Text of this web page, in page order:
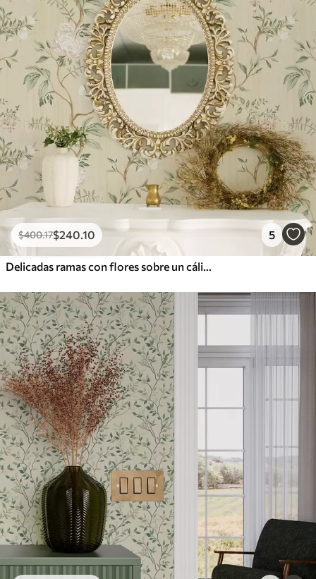
$400.17$240.10 5
Delicadas ramas con flores sobre un cálido fondo color crema